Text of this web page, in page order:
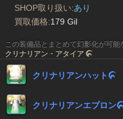
SHOP取り扱い:あり
買取価格:179 Gil
この装備品とまとめて幻影化が可能
クリナリアン・アタイア 
クリナリアンハット
クリナリアンエプロン